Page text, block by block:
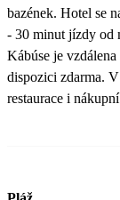
bazének. Hotel se
- 30 minut jízdy od
Kábúse je
dispozici zdarma.
restaurace i